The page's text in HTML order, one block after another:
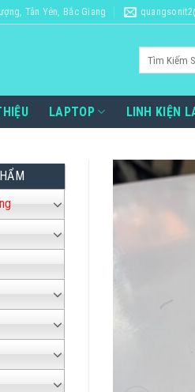
Tân Yên, Bắc Giang
LAPTOP LINH KIỆN